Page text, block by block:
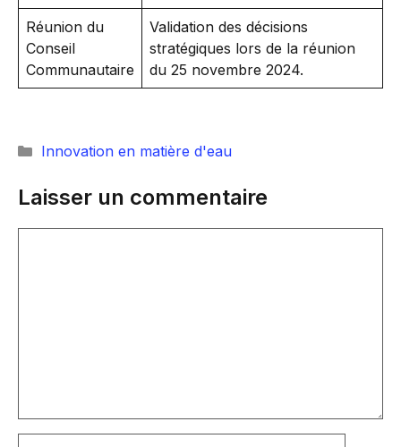
Réunion du
Conseil
Communautaire
Validation des décisions
stratégiques lors de la réunion
du 25 novembre 2024.
Catégories
Innovation en matière d'eau
Laisser un commentaire